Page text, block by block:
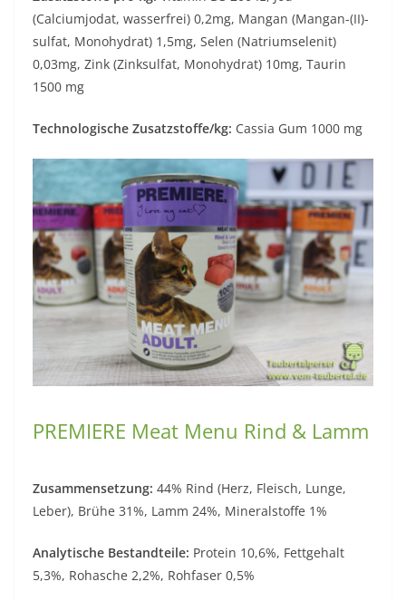
(Calciumjodat, wasserfrei) 0,2mg, Mangan (Mangan-(II)-
sulfat, Monohydrat) 1,5mg, Selen (Natriumselenit)
0,03mg, Zink (Zinksulfat, Monohydrat) 10mg, Taurin
1500 mg
Technologische Zusatzstoffe/kg: Cassia Gum 1000 mg
PREMIERE Meat Menu Rind & Lamm
Zusammensetzung: 44% Rind (Herz, Fleisch, Lunge,
Leber), Brühe 31%, Lamm 24%, Mineralstoffe 1%
Analytische Bestandteile: Protein 10,6%, Fettgehalt
5,3%, Rohasche 2,2%, Rohfaser 0,5%